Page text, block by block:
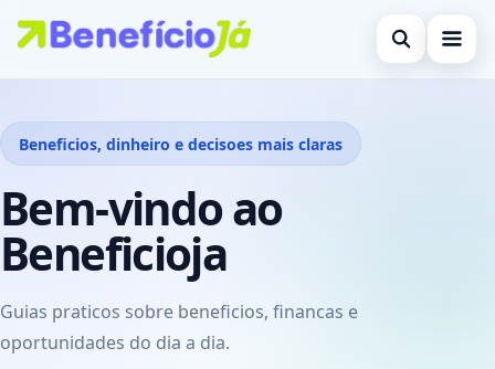
Abrir busca
Cartões de Crédito
Benefícios
Atualidades Econômicas
Buscar no site
Buscar por:
Pressione Enter para buscar ou ESC para fechar.
Beneficios, dinheiro e decisoes mais claras
Bem-vindo ao
Beneficioja
Guias praticos sobre beneficios, financas e
oportunidades do dia a dia.